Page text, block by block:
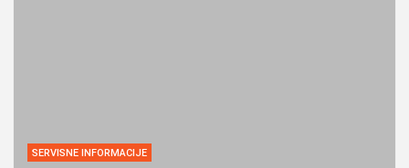
SERVISNE INFORMACIJE